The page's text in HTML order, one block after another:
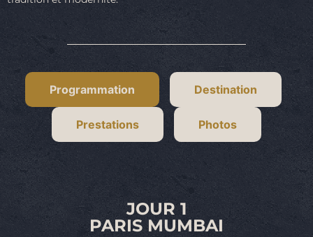
Programmation Destination
Prestations Photos
JOUR 1
PARIS MUMBAI